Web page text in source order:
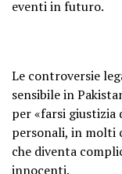
eventi in futuro.
Le controversie
sensibile in
per «farsi giustizia
personali, in molti
che diventa
innocenti.